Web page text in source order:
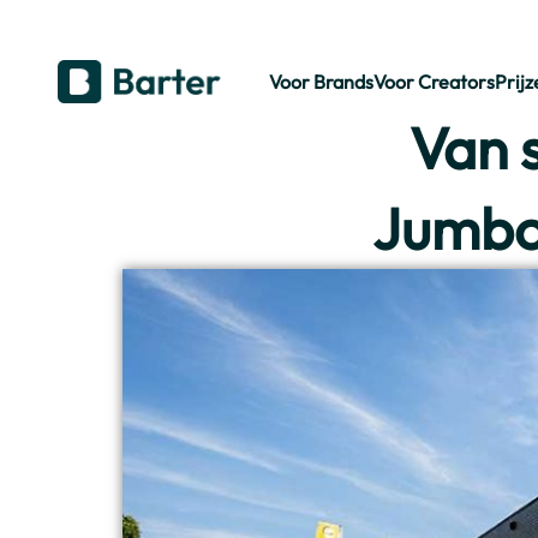
Voor BrandsVoor Creators
Van